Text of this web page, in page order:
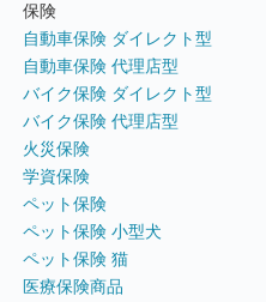
保険
自動車保険 ダイレクト型
自動車保険 代理店型
バイク保険 ダイレクト型
バイク保険 代理店型
火災保険
学資保険
ペット保険
ペット保険 小型犬
ペット保険 猫
医療保険商品